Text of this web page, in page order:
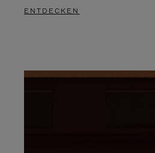
ENTDECKEN